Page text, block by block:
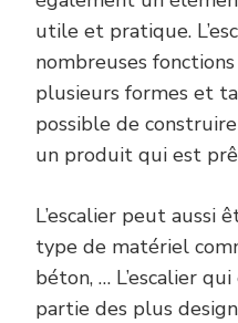
utile et pratique.
nombreuses
plusieurs formes et
possible de
un produit qui est
L’escalier peut aussi
type de matériel
béton, … L’escalier
partie des plus